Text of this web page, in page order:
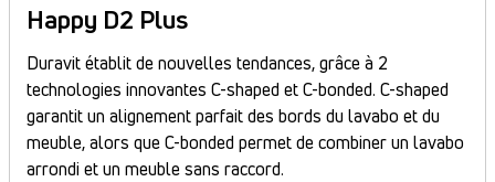
Happy D2 Plus
Duravit établit de nouvelles tendances, grâce à 2
technologies innovantes C-shaped et C-bonded. C-shaped
garantit un alignement parfait des bords du lavabo et du
meuble, alors que C-bonded permet de combiner un lavabo
arrondi et un meuble sans raccord.